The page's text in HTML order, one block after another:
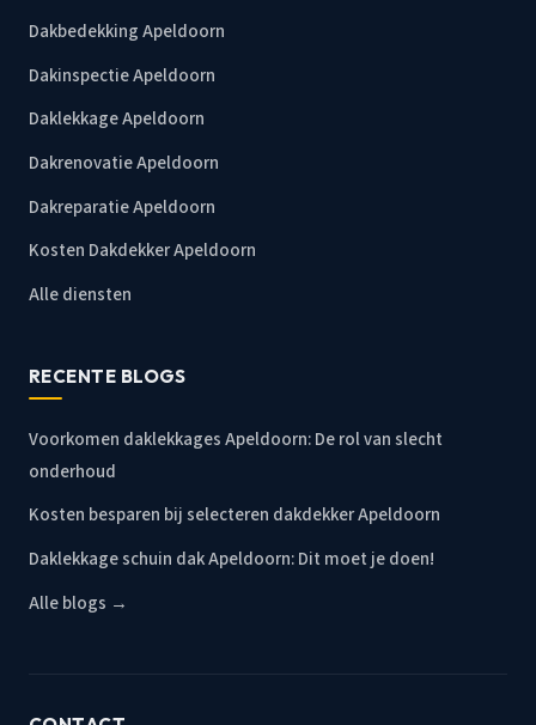
Dakbedekking Apeldoorn
Dakinspectie Apeldoorn
Daklekkage Apeldoorn
Dakrenovatie Apeldoorn
Dakreparatie Apeldoorn
Kosten Dakdekker Apeldoorn
Alle diensten
RECENTE BLOGS
Voorkomen daklekkages Apeldoorn: De rol van slecht
onderhoud
Kosten besparen bij selecteren dakdekker Apeldoorn
Daklekkage schuin dak Apeldoorn: Dit moet je doen!
Alle blogs →